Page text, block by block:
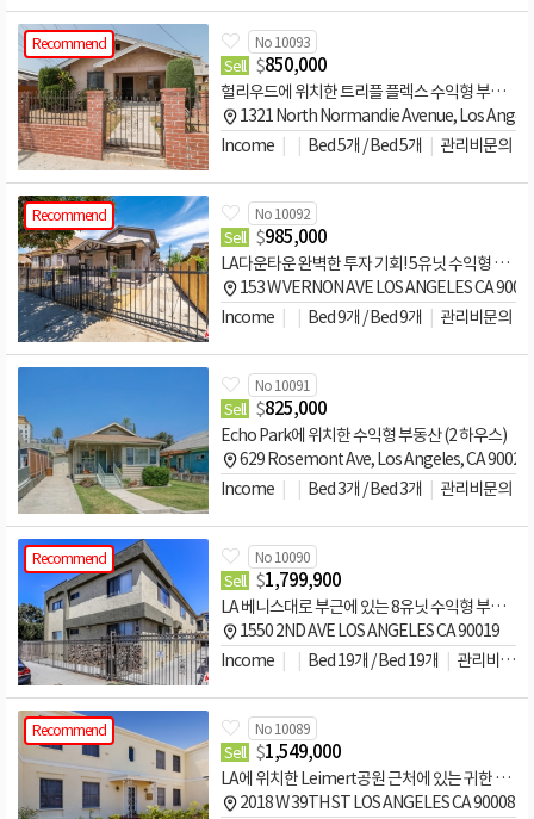
Recommend No 10093
Sell $850,000
헐리우드에 위치한 트리플 플렉스 수익형 부동산
1321 North Normandie Avenue, Los
Income
Bed 5개 / Bed 5개 관리비문의
Recommend No 10092
Sell $985,000
LA다운타운 완벽한 투자 기회! 5유닛 수익형 부동산
153 W VERNON AVE LOS ANGELES CA
Income
Bed 9개 / Bed 9개 관리비문의
No 10091
Sell $825,000
Echo Park에 위치한 수익형 부동산 (2 하우스)
629 Rosemont Ave, Los Angeles, CA 90026
Income
Bed 3개 / Bed 3개 관리비문의
Recommend No 10090
Sell $1,799,900
LA 베니스대로 부근에 있는 8유닛 수익형 부동산
1550 2ND AVE LOS ANGELES CA 90019
Income
Bed 19개 / Bed 19개 관리비문의
Recommend No 10089
Sell $1,549,000
LA에 위치한 Leimert공원 근처에 있는 귀한 100%리모델링된 4Unit 수익형 무동
2018 W 39TH ST LOS ANGELES CA 90008